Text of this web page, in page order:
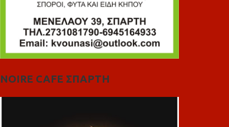
NOIRE CAFE ΣΠΑΡΤΗ